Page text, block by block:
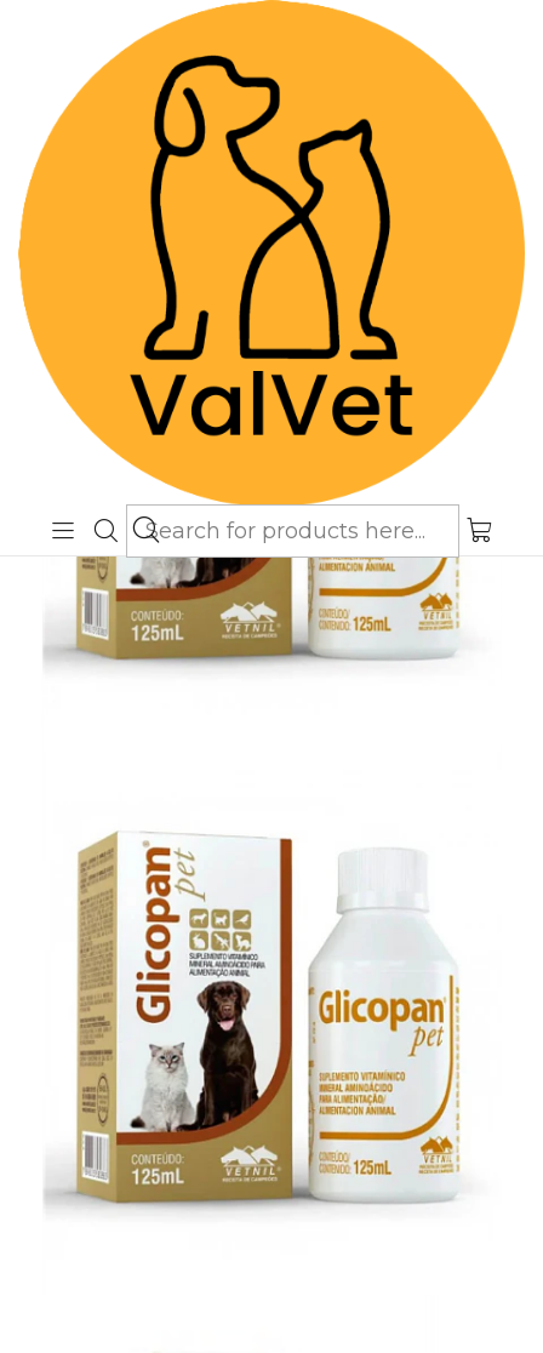
Despacho GRATIS por compras sobre
$89.990(Válido desde Coquimbo hasta Los
Lagos)
Home Farmacia Veterinaria
Glicopan Pet 125 ml - Suplemento Estimulante